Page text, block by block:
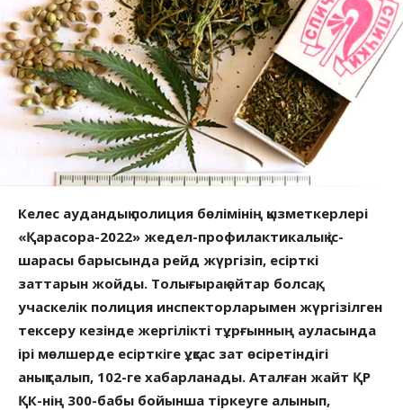
Келес аудандық полиция бөлімінің қызметкерлері
«Қарасора-2022» жедел-профилактикалық іс-
шарасы барысында рейд жүргізіп, есірткі
заттарын жойды. Толығырақ айтар болсақ,
учаскелік полиция инспекторларымен жүргізілген
тексеру кезінде жергілікті тұрғынның ауласында
ірі мөлшерде есірткіге ұқсас зат өсіретіндігі
анықталып, 102-ге хабарланады. Аталған жайт ҚР
ҚК-нің 300-бабы бойынша тіркеуге алынып,